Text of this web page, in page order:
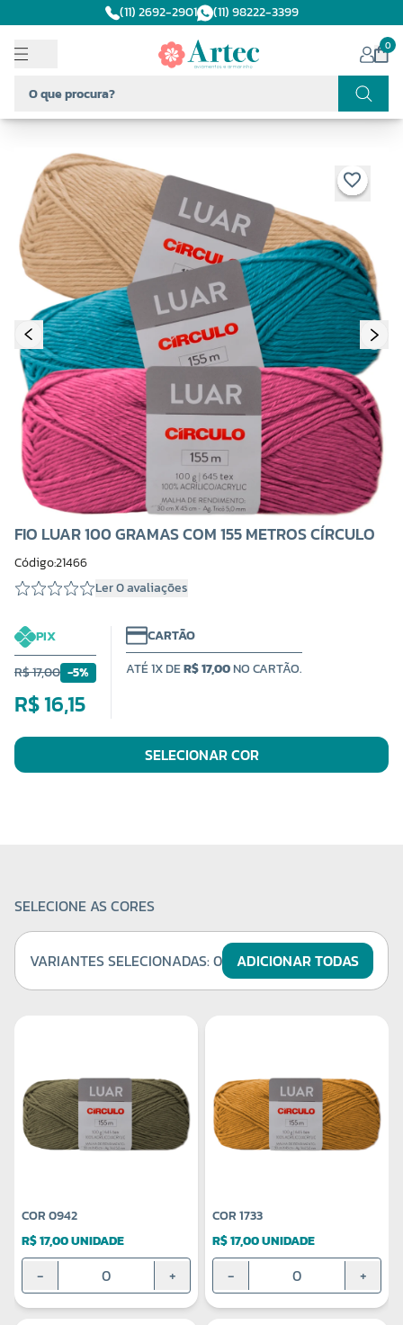
(11) 2692-2901 (11) 98222-3399
0
FIO LUAR 100 GRAMAS COM 155 METROS CÍRCULO
Código:21466
Ler 0 avaliações
PIX
R$ 17,00 -5%
R$ 16,15
CARTÃO
ATÉ 1X DER$ 17,00NO CARTÃO.
SELECIONAR COR
SELECIONE AS CORES
VARIANTES SELECIONADAS:0 ADICIONAR TODAS
COR 0942
R$ 17,00 UNIDADE
- +
COR 1733
R$ 17,00 UNIDADE
- +